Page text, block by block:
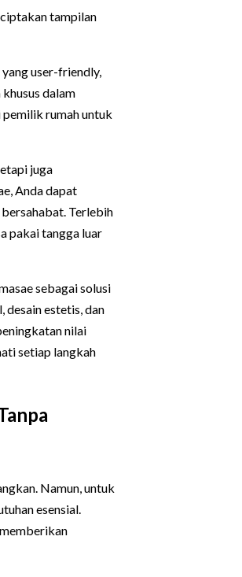
tampilan
user-friendly,
dalam
rumah untuk
juga
Anda dapat
Terlebih
pakai tangga luar
sebagai solusi
desain estetis, dan
nilai
setiap langkah
Namun, untuk
esensial.